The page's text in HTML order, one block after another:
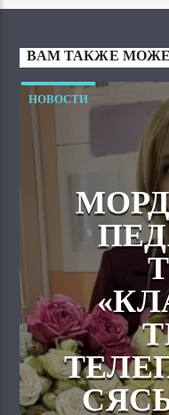
ВАМ ТАКЖЕ
НОВОСТИ